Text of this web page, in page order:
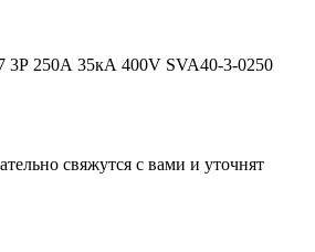
250А 35кА 400V SVA40-3-0250
свяжутся с вами и уточнят